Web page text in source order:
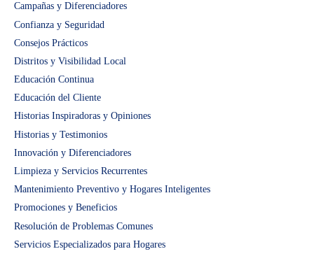
Campañas y Diferenciadores
Confianza y Seguridad
Consejos Prácticos
Distritos y Visibilidad Local
Educación Continua
Educación del Cliente
Historias Inspiradoras y Opiniones
Historias y Testimonios
Innovación y Diferenciadores
Limpieza y Servicios Recurrentes
Mantenimiento Preventivo y Hogares Inteligentes
Promociones y Beneficios
Resolución de Problemas Comunes
Servicios Especializados para Hogares